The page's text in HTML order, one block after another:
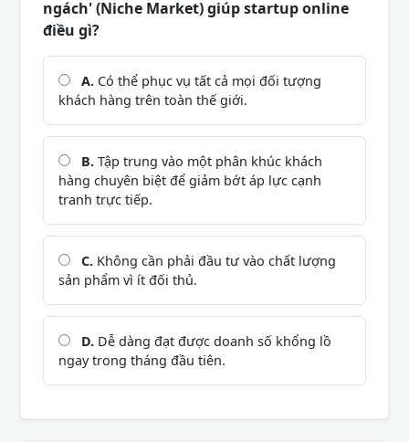
ngách' (Niche Market) giúp startup online
điều gì?
A. Có thể phục vụ tất cả mọi đối tượng
khách hàng trên toàn thế giới.
B. Tập trung vào một phân khúc khách
hàng chuyên biệt để giảm bớt áp lực cạnh
tranh trực tiếp.
C. Không cần phải đầu tư vào chất lượng
sản phẩm vì ít đối thủ.
D. Dễ dàng đạt được doanh số khổng lồ
ngay trong tháng đầu tiên.